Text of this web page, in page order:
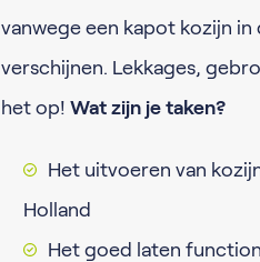
vanwege een kapot kozijn
verschijnen. Lekkages,
het op! Wat zijn je taken?
Het uitvoeren van
Holland
Het goed laten